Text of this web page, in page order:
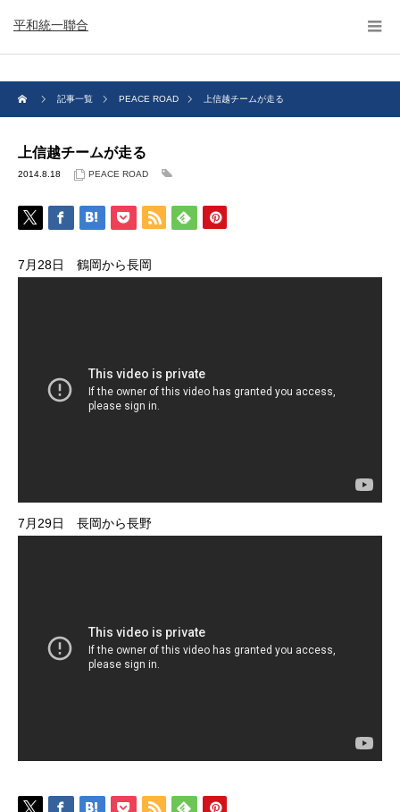
平和統一聯合
記事一覧 PEACE ROAD 上信越チームが走る
上信越チームが走る
2014.8.18 PEACE ROAD
7月28日 鶴岡から長岡
7月29日 長岡から長野